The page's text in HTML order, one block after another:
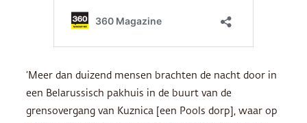
‘Meer dan duizend mensen brachten de nacht door in
een Belarussisch pakhuis in de buurt van de
grensovergang van Kuznica [een Pools dorp], waar op